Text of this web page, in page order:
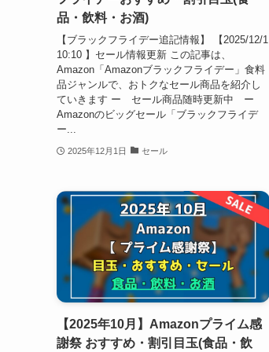
品・飲料・お酒)
【ブラックフライデー追記情報】 【2025/12/1
10:10 】セール情報更新 この記事は、
Amazon「Amazonブラックフライデー」食料
品ジャンルで、おトクなセール商品を紹介し
ていきます ー セール商品随時更新中 ー
Amazonのビッグセール「ブラックフライデ
ー...
2025年12月1日 セール
【2025年10月】Amazonプライム感
謝祭 おすすめ・割引目玉(食品・飲